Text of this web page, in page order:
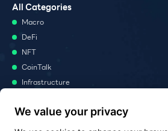
All Categories
Macro
DeFi
NFT
CoinTalk
Infrastructure
Podcast
We value your privacy